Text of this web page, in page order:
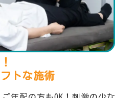
トな施術